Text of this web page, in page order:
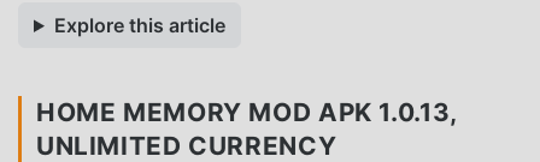
Explore this article
HOME MEMORY MOD APK 1.0.13,
UNLIMITED CURRENCY